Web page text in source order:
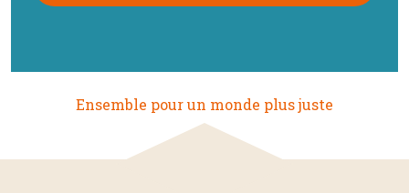
Ensemble pour un monde plus juste